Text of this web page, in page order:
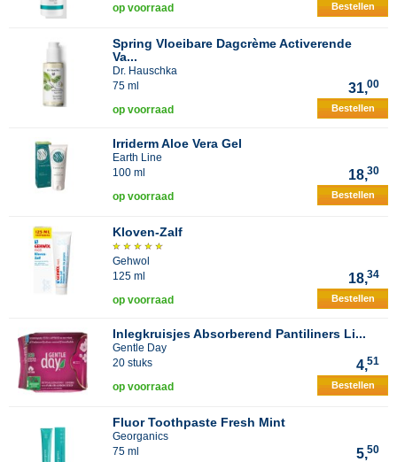
op voorraad Bestellen
Spring Vloeibare Dagcrème Activerende
Va...
Dr. Hauschka
75 ml
31,00
op voorraad Bestellen
Irriderm Aloe Vera Gel
Earth Line
100 ml
18,30
op voorraad Bestellen
Kloven-Zalf
Gehwol
125 ml
18,34
op voorraad Bestellen
Inlegkruisjes Absorberend Pantiliners Li...
Gentle Day
20 stuks
4,51
op voorraad Bestellen
Fluor Toothpaste Fresh Mint
Georganics
75 ml
5,50